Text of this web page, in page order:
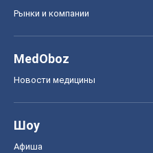
Рынки и компании
MedOboz
Новости медицины
Шоу
Афиша